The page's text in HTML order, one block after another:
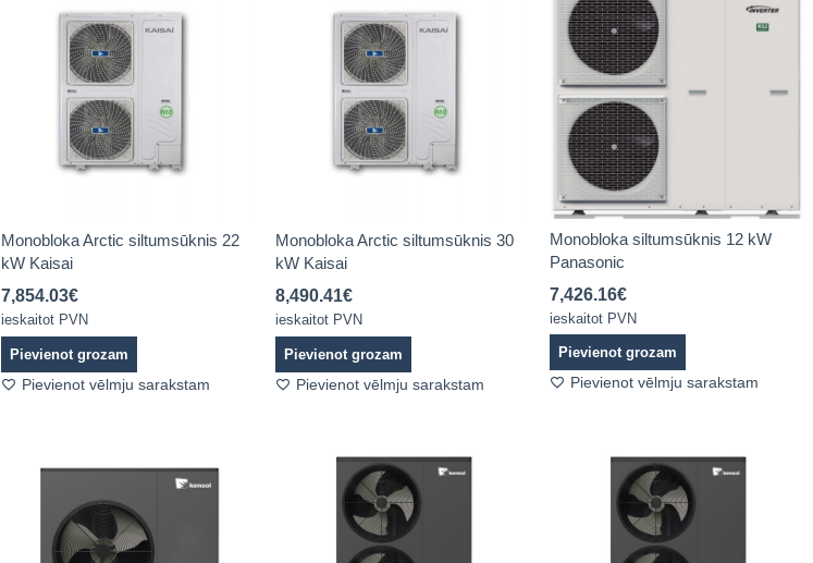
Monobloka Arctic siltumsūknis 22
kW Kaisai
7,854.03€
ieskaitot PVN
Pievienot grozam
Pievienot vēlmju sarakstam
Monobloka Arctic siltumsūknis 30
kW Kaisai
8,490.41€
ieskaitot PVN
Pievienot grozam
Pievienot vēlmju sarakstam
Monobloka siltumsūknis 12 kW
Panasonic
7,426.16€
ieskaitot PVN
Pievienot grozam
Pievienot vēlmju sarakstam